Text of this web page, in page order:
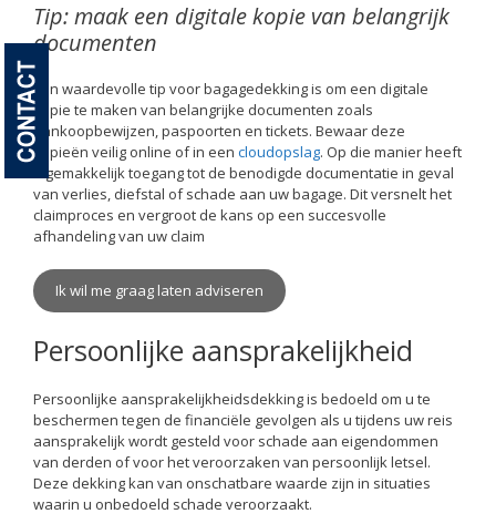
Tip: maak een digitale kopie van belangrijk
documenten
Een waardevolle tip voor bagagedekking is om een digitale
kopie te maken van belangrijke documenten zoals
aankoopbewijzen, paspoorten en tickets. Bewaar deze
kopieën veilig online of in een cloudopslag. Op die manier heeft
u gemakkelijk toegang tot de benodigde documentatie in geval
van verlies, diefstal of schade aan uw bagage. Dit versnelt het
claimproces en vergroot de kans op een succesvolle
afhandeling van uw claim
Ik wil me graag laten adviseren
Persoonlijke aansprakelijkheid
Persoonlijke aansprakelijkheidsdekking is bedoeld om u te
beschermen tegen de financiële gevolgen als u tijdens uw reis
aansprakelijk wordt gesteld voor schade aan eigendommen
van derden of voor het veroorzaken van persoonlijk letsel.
Deze dekking kan van onschatbare waarde zijn in situaties
waarin u onbedoeld schade veroorzaakt.